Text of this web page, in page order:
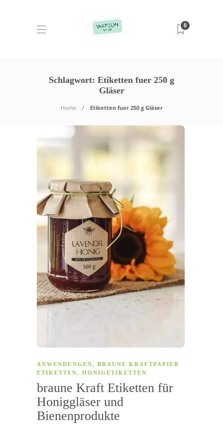
0
Schlagwort: Etiketten fuer 250 g
Gläser
Home Etiketten fuer 250 g Gläser
ANWENDUNGEN, BRAUNE KRAFTPAPIER
ETIKETTEN, HONIGETIKETTEN
braune Kraft Etiketten für
Honiggläser und
Bienenprodukte